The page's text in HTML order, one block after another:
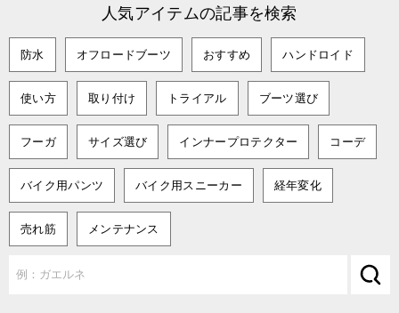
人気アイテムの記事を検索
防水 オフロードブーツ おすすめ ハンドロイド
使い方 取り付け トライアル ブーツ選び
フーガ サイズ選び インナープロテクター コーデ
バイク用パンツ バイク用スニーカー 経年変化
売れ筋 メンテナンス